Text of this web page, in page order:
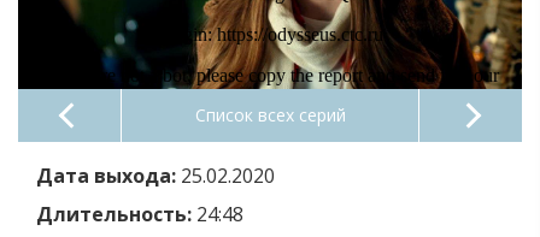
Список всех серий
Дата выхода: 25.02.2020
Длительность: 24:48